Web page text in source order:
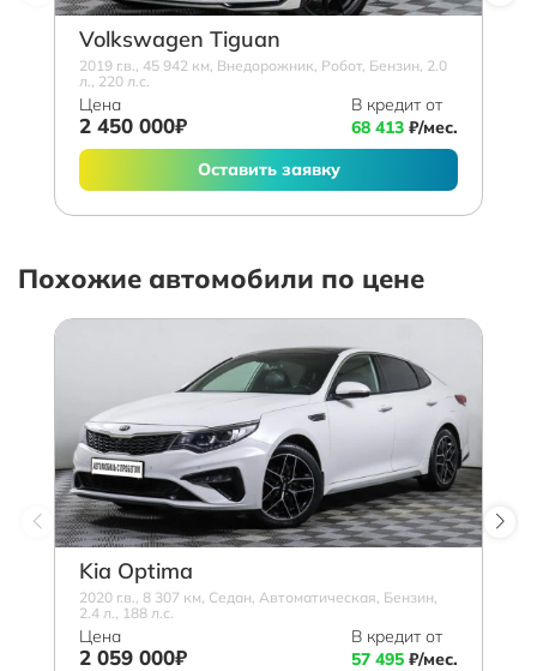
Volkswagen Tiguan
2019 г.в., 45 942 км, Внедорожник, Робот, Бензин, 2.0
л., 220 л.с.
Цена
2 450 000₽
В кредит от
68 413 ₽/мес.
Оставить заявку
Похожие автомобили по цене
Kia Optima
2020 г.в., 8 307 км, Седан, Автоматическая, Бензин,
2.4 л., 188 л.с.
Цена
2 059 000₽
В кредит от
57 495 ₽/мес.